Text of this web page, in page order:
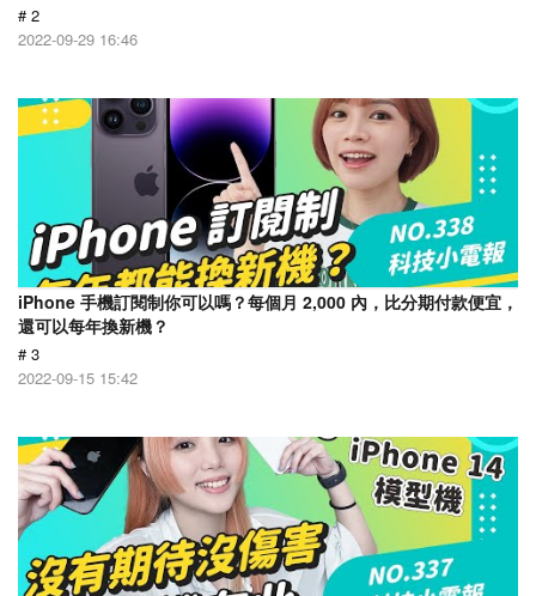
# 2
2022-09-29 16:46
iPhone 手機訂閱制你可以嗎？每個月 2,000 內，比分期付款便宜，
還可以每年換新機？
# 3
2022-09-15 15:42